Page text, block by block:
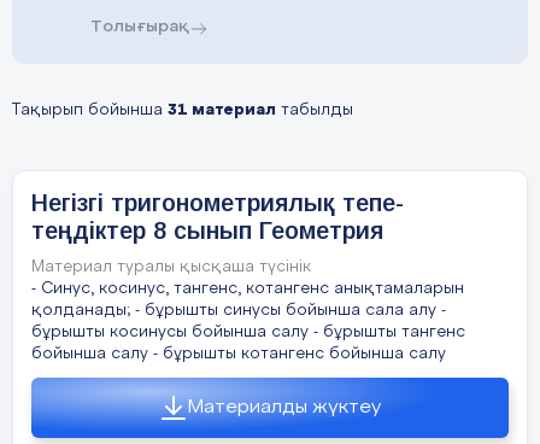
Толығырақ
Тақырып бойынша 31 материал табылды
Негізгі тригонометриялық тепе-
теңдіктер 8 сынып Геометрия
Материал туралы қысқаша түсінік
- Синус, косинус, тангенс, котангенс анықтамаларын
қолданады; - бұрышты синусы бойынша сала алу -
бұрышты косинусы бойынша салу - бұрышты тангенс
бойынша салу - бұрышты котангенс бойынша салу
Материалды жүктеу